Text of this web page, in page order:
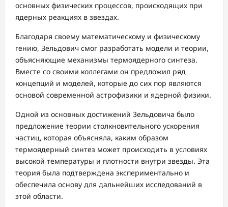
основных физических процессов, происходящих при
ядерных реакциях в звездах.
Благодаря своему математическому и физическому
гению, Зельдович смог разработать модели и теории,
объясняющие механизмы термоядерного синтеза.
Вместе со своими коллегами он предложил ряд
концепций и моделей, которые до сих пор являются
основой современной астрофизики и ядерной физики.
Одной из основных достижений Зельдовича было
предложение теории столкновительного ускорения
частиц, которая объясняла, каким образом
термоядерный синтез может происходить в условиях
высокой температуры и плотности внутри звезды. Эта
теория была подтверждена экспериментально и
обеспечила основу для дальнейших исследований в
этой области.